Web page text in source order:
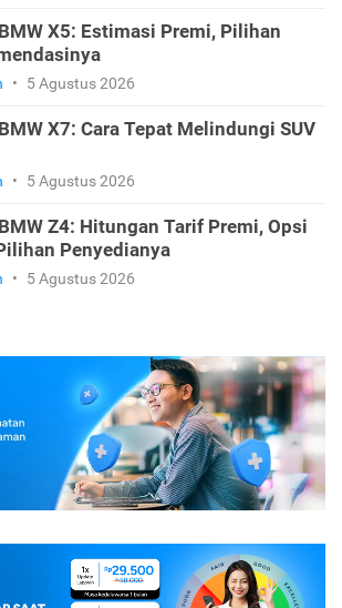
X5: Estimasi Premi, Pilihan
• 5 Agustus 2026
X7: Cara Tepat Melindungi SUV
• 5 Agustus 2026
Z4: Hitungan Tarif Premi, Opsi
Penyedianya
• 5 Agustus 2026